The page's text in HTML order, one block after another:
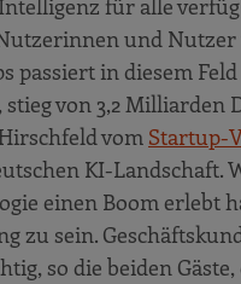
für alle
und Nutzer
passiert in diesem
von 3,2 Milliarden
vom Startup-
KI-Landschaft.
einen Boom erlebt
zu sein.
so die beiden